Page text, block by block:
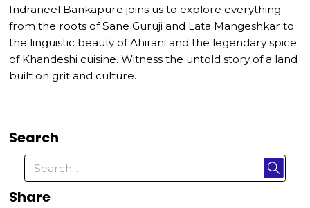
Indraneel Bankapure joins us to explore everything
from the roots of Sane Guruji and Lata Mangeshkar to
the linguistic beauty of Ahirani and the legendary spice
of Khandeshi cuisine. Witness the untold story of a land
built on grit and culture.
Search
Share